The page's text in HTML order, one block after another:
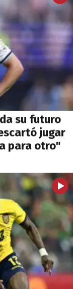
su futuro
jugar
para otro"